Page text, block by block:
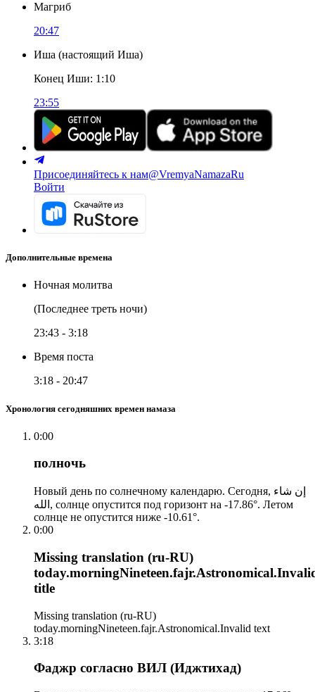
Магриб
20:47
Иша (настоящий Иша)
Конец Иши: 1:10
23:55
Присоединяйтесь к нам@VremyaNamazaRu
Войти
Дополнительные времена
Ночная молитва
(Последнее треть ночи)
23:43 - 3:18
Время поста
3:18 - 20:47
Хронология сегодняшних времен намаза
0:00
полночь
Новый день по солнечному календарю. Сегодня, إن شاء
الله, солнце опустится под горизонт на -17.86°. Летом
солнце не опустится ниже -10.61°.
0:00
Missing translation (ru-RU)
title
Missing translation (ru-RU)
today.morningNineteen.fajr.Astronomical.Invalid text
3:18
Фаджр согласно ВИЛ (Иджтихад)